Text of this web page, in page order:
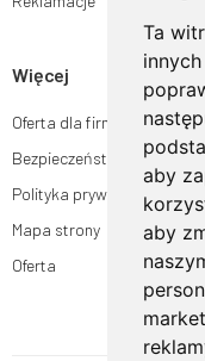
Ta
aby
aby
Więcej
Oferta dla firm
Bezpieczeństwo płatności
Polityka prywatności
Mapa strony
Oferta